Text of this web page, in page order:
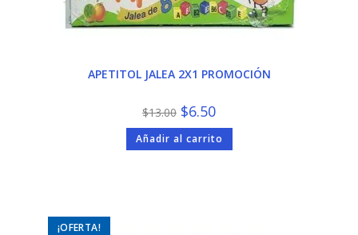
APETITOL JALEA 2X1 PROMOCIÓN
$13.00 El
precio
original
era:
$13.00.
$6.50El
actual
es:
$6.50.
Añadir al carrito
¡OFERTA!